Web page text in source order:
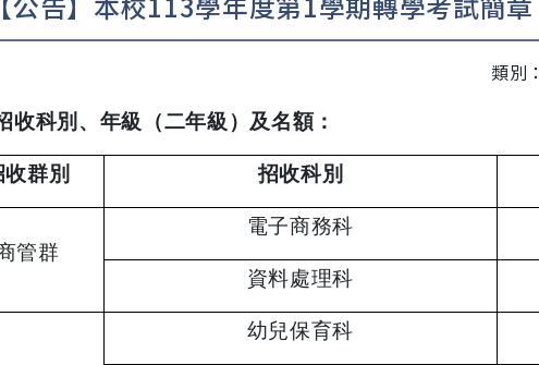
類別：
收科別、年級（二年級）及名額：
收群別 招收科別
管群
電子商務科
資料處理科
幼兒保育科